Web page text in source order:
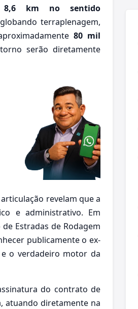
8,6 km no sentido
terraplenagem,
80 mil
serão diretamente
revelam que a
e administrativo. Em
Estradas de Rodagem
publicamente o ex-
o verdadeiro motor da
do contrato de
atuando diretamente na